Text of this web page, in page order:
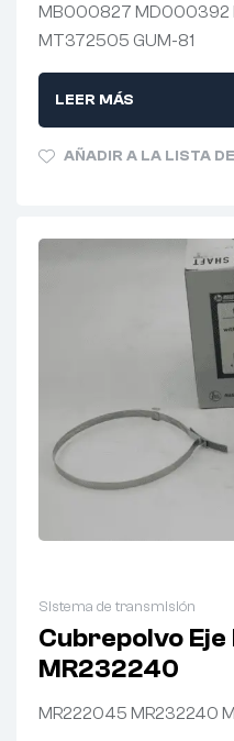
MB000827 MD000392
MT372505 GUM-81
LEER MÁS
AÑADIR A LA LISTA
Sistema de transmisión
Cubrepolvo
MR232240
MR222045 MR232240